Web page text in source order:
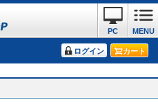
MENU
PC
ログイン カート